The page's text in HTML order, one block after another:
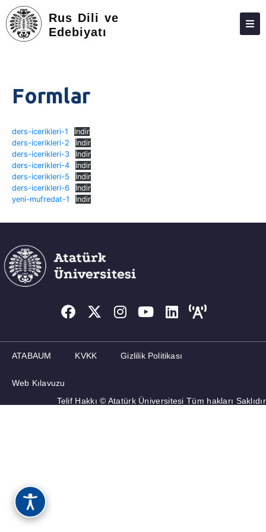
Rus Dili ve
Edebiyatı
LISANS
ARAŞTIRMA
TOPLUMA KATKI
ADAY ÖĞRENCILER
İLETIŞIM
Formlar
ders-icerikleri-1
İndir
ders-icerikleri-2
İndir
ders-icerikleri-3
İndir
ders-icerikleri-4
İndir
ders-icerikleri-5
İndir
ders-icerikleri-6
İndir
yeni-mufredat-1
İndir
ATABAUM KVKK Gizlilik Politikası
Web Kılavuzu
Telif Hakkı © Atatürk Üniversitesi Tüm hakları Saklıdır